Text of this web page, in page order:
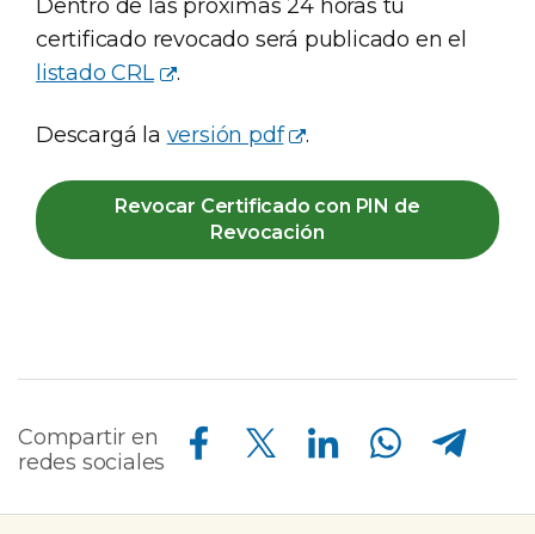
Dentro de las próximas 24 horas tu
certificado revocado será publicado en el
listado CRL
.
Descargá la versión pdf .
Revocar Certificado con PIN de
Revocación
Compartir en
redes sociales
Compartir en Facebook Compartir en Twitter Compartir en Linkedin Compartir en Whatsapp Compartir en Telegram